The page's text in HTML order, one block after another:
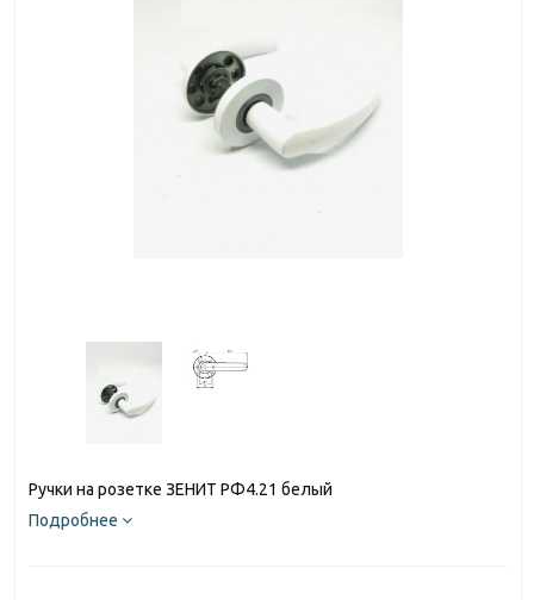
Ручки на розетке ЗЕНИТ РФ4.21 белый
Подробнее